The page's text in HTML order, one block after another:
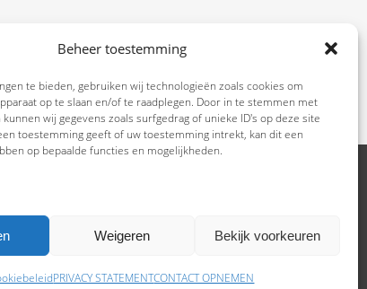
Beheer toestemming
te bieden, gebruiken wij technologieën zoals cookies om
op te slaan en/of te raadplegen. Door in te stemmen met
wij gegevens zoals surfgedrag of unieke ID's op deze site
toestemming geeft of uw toestemming intrekt, kan dit een
op bepaalde functies en mogelijkheden.
Weigeren Bekijk voorkeuren
PRIVACY STATEMENTCONTACT OPNEMEN